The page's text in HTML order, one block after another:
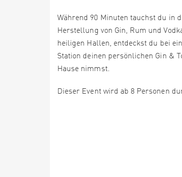
Während 90 Minuten tauchst du in
Herstellung von Gin, Rum und
heiligen Hallen, entdeckst du bei
Station deinen persönlichen Gin &
Hause nimmst.
Dieser Event wird ab 8 Personen